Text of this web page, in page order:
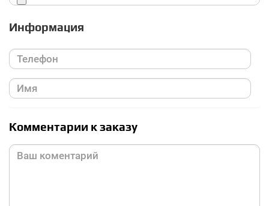
Информация
Комментарии к заказу